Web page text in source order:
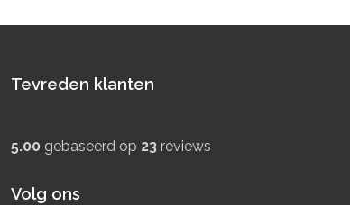
Tevreden klanten
5.00 gebaseerd op 23reviews
Volg ons